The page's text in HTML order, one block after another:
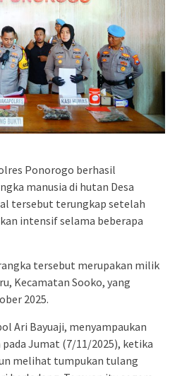
Ponorogo berhasil
manusia di hutan Desa
tersebut terungkap setelah
intensif selama beberapa
tersebut merupakan milik
Kecamatan Sooko, yang
2025.
Ari Bayuaji, menyampaukan
Jumat (7/11/2025), ketika
melihat tumpukan tulang